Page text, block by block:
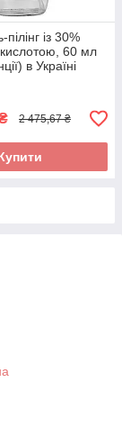
із 30%
кислотою, 60 мл
в Україні
2 475,67 ₴